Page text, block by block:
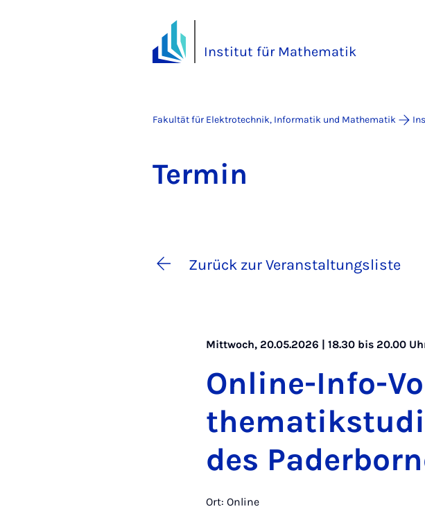
Institut für Mathematik
Fakultät für Elektrotechnik, Informatik und Mathematik
Ter­min
Zurück zur Veranstaltungsliste
Mittwoch, 20.05.2026 | 18.30 bis 20.00
On­line-In­fo-
des
Ort: Online